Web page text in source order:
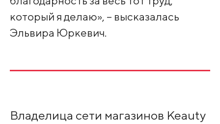
который я делаю», – высказалась
Эльвира Юркевич.
Владелица сети магазинов Keauty